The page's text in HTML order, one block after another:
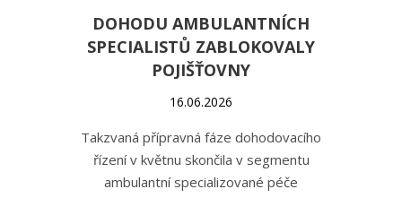
DOHODU AMBULANTNÍCH
SPECIALISTŮ ZABLOKOVALY
POJIŠŤOVNY
16.06.2026
Takzvaná přípravná fáze dohodovacího
řízení v květnu skončila v segmentu
ambulantní specializované péče